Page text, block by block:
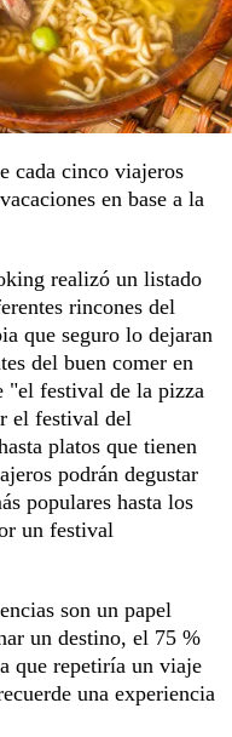
cada cinco viajeros
en base a la
realizó un listado
rincones del
que seguro lo dejaran
del buen comer en
"el festival de la pizza
el festival del
platos que tienen
podrán degustar
populares hasta los
un festival
son un papel
un destino, el 75 %
que repetiría un viaje
una experiencia